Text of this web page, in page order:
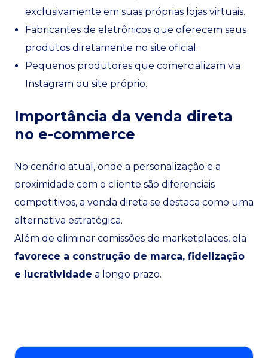
exclusivamente em suas próprias lojas virtuais.
Fabricantes de eletrônicos que oferecem seus
produtos diretamente no site oficial.
Pequenos produtores que comercializam via
Instagram ou site próprio.
Importância da venda direta
no e-commerce
No cenário atual, onde a personalização e a
proximidade com o cliente são diferenciais
competitivos, a venda direta se destaca como uma
alternativa estratégica.
Além de eliminar comissões de marketplaces, ela
favorece a construção de marca, fidelização
e lucratividade a longo prazo.